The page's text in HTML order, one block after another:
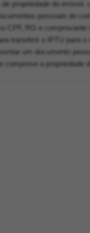
de propriedade do imóvel,
pessoais do
CPF, RG e comprovante
transferir o IPTU para o
um documento
comprove a propriedade